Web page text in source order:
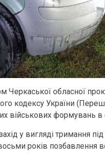
Черкаської обласної
кодексу України
військових формувань
у вигляді тримання
років позбавлення